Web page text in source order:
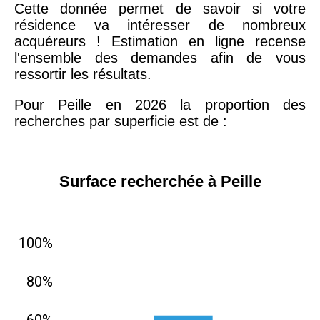
Cette donnée permet de savoir si votre
résidence va intéresser de nombreux
acquéreurs ! Estimation en ligne recense
l'ensemble des demandes afin de vous
ressortir les résultats.
Pour Peille en 2026 la proportion des
recherches par superficie est de :
Surface recherchée à Peille